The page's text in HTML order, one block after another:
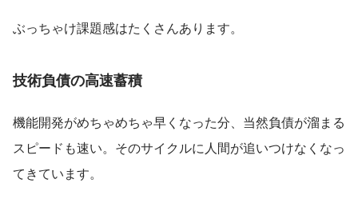
ぶっちゃけ課題感はたくさんあります。
技術負債の高速蓄積
機能開発がめちゃめちゃ早くなった分、当然負債が溜まる
スピードも速い。そのサイクルに人間が追いつけなくなっ
てきています。